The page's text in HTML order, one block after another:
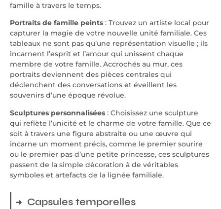
famille à travers le temps.
Portraits de famille peints : Trouvez un artiste local pour
capturer la magie de votre nouvelle unité familiale. Ces
tableaux ne sont pas qu’une représentation visuelle ; ils
incarnent l’esprit et l’amour qui unissent chaque
membre de votre famille. Accrochés au mur, ces
portraits deviennent des pièces centrales qui
déclenchent des conversations et éveillent les
souvenirs d’une époque révolue.
Sculptures personnalisées : Choisissez une sculpture
qui reflète l’unicité et le charme de votre famille. Que ce
soit à travers une figure abstraite ou une œuvre qui
incarne un moment précis, comme le premier sourire
ou le premier pas d’une petite princesse, ces sculptures
passent de la simple décoration à de véritables
symboles et artefacts de la lignée familiale.
Capsules temporelles